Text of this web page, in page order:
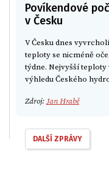
Povíkendové
v Česku
V Česku dnes
teploty se nicméně
týdne. Nejvyšší teploty
výhledu Českého
Zdroj: Jan Hrabě
DALŠÍ ZPRÁVY